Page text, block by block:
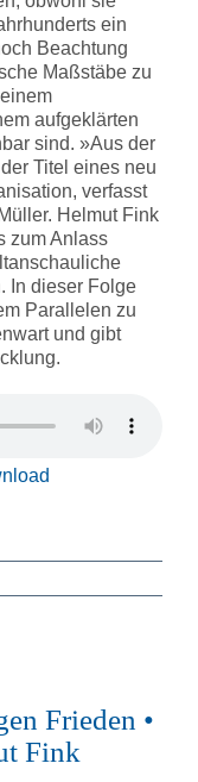
ein
Beachtung
Maßstäbe zu
aufgeklärten
sind. »Aus der
Titel eines neu
verfasst
Helmut Fink
zum Anlass
In dieser Folge
Parallelen zu
und gibt
Frieden •
Fink